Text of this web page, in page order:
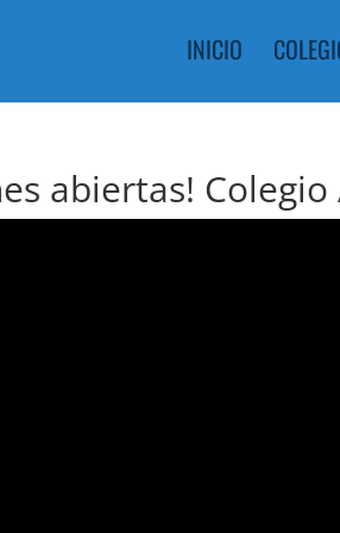
INICIO
abiertas!